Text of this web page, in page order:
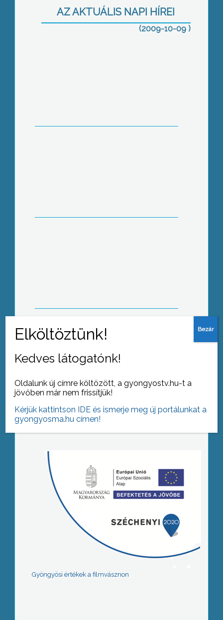
AZ AKTUÁLIS NAPI HÍREI
(2009-10-09 )
állami támogatása ellen gyűjti az
Tovább az archívumra
Gyöngyösi értékek a filmvásznon
Kedves látogatónk!
Oldalunk új címre költözött, a gyongyostv.hu-t a
jövőben már nem frissítjük!
Kérjük kattintson IDE és ismerje meg új portálunkat a
gyongyosma.hu címen!